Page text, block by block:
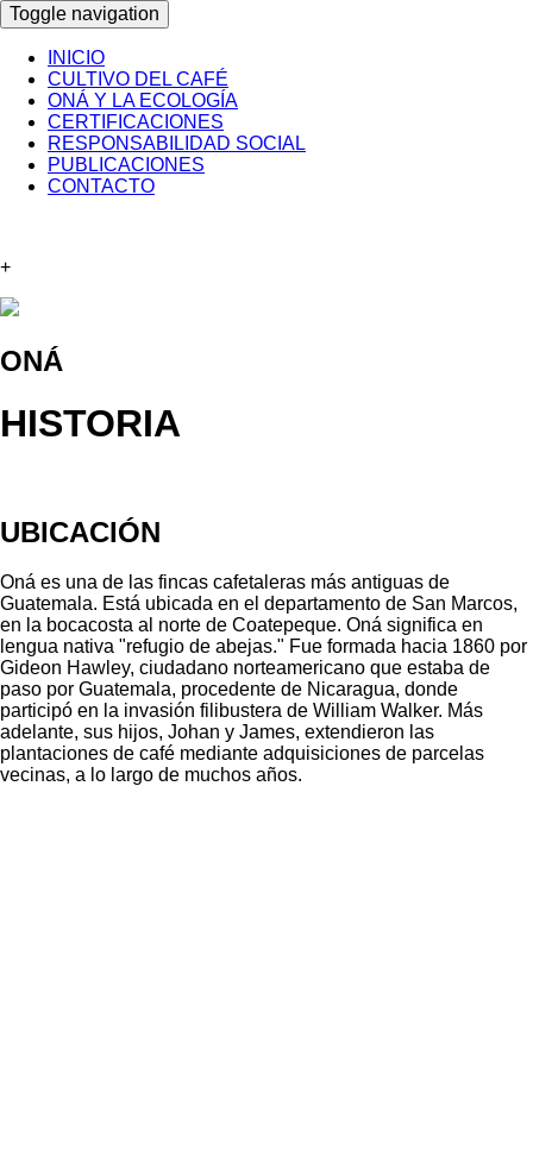
Toggle navigation
INICIO
CULTIVO DEL CAFÉ
ONÁ Y LA ECOLOGÍA
CERTIFICACIONES
RESPONSABILIDAD SOCIAL
PUBLICACIONES
CONTACTO
+
ONÁ
HISTORIA
UBICACIÓN
Oná es una de las fincas cafetaleras más antiguas de
Guatemala. Está ubicada en el departamento de San Marcos,
en la bocacosta al norte de Coatepeque. Oná significa en
lengua nativa "refugio de abejas." Fue formada hacia 1860 por
Gideon Hawley, ciudadano norteamericano que estaba de
paso por Guatemala, procedente de Nicaragua, donde
participó en la invasión filibustera de William Walker. Más
adelante, sus hijos, Johan y James, extendieron las
plantaciones de café mediante adquisiciones de parcelas
vecinas, a lo largo de muchos años.